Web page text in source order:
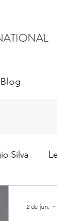
Blog
Silva
2 de jun.